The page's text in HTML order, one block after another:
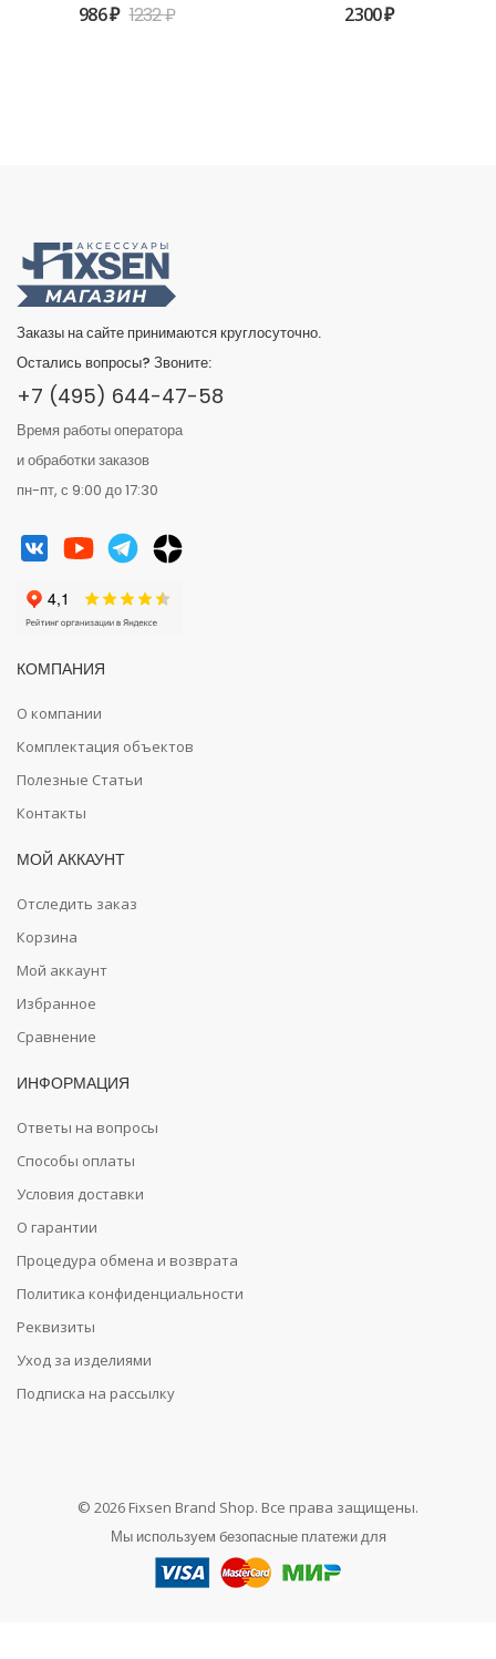
986₽ 1232₽ 2300₽
Заказы на сайте принимаются круглосуточно.
Остались вопросы? Звоните:
+7 (495) 644-47-58
Время работы оператора
и обработки заказов
пн-пт, с 9:00 до 17:30
КОМПАНИЯ
О компании
Комплектация объектов
Полезные Статьи
Контакты
МОЙ АККАУНТ
Отследить заказ
Корзина
Мой аккаунт
Избранное
Сравнение
ИНФОРМАЦИЯ
Ответы на вопросы
Способы оплаты
Условия доставки
О гарантии
Процедура обмена и возврата
Политика конфиденциальности
Реквизиты
Уход за изделиями
Подписка на рассылку
© 2026 Fixsen Brand Shop. Все права защищены.
Мы используем безопасные платежи для